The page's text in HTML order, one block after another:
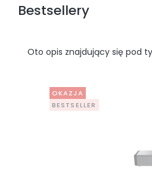
Bestsellery
Oto opis znajdujący się pod
OKAZJA
BESTSELLER